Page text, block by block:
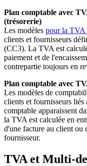
Plan comptable avec
(trésorerie)
Les modèles pour la TVA
clients et fournisseurs
(CC3). La TVA est
paiement et de
contrepartie toujours en
Plan comptable avec
Les modèles de
clients et fournisseurs
comptable apparaissent
la TVA est calculée en
d'une facture au client ou
fournisseur.
TVA et Multi-